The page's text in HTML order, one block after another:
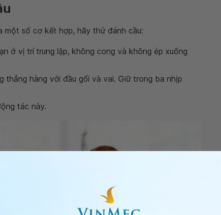
một số cơ kết hợp, hãy thử đánh cầu:
ở vị trí trung lập, không cong và không ép xuống
thẳng hàng với đầu gối và vai. Giữ trong ba nhịp
tác này.